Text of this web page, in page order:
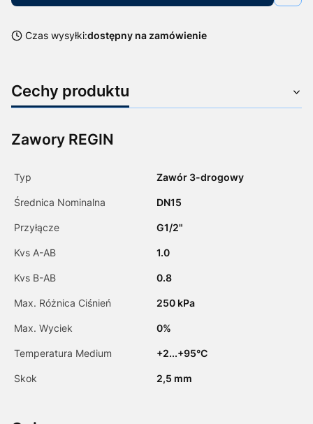
Czas wysyłki:dostępny na zamówienie
Cechy produktu
Zawory REGIN
Typ Zawór 3-drogowy
Średnica Nominalna DN15
Przyłącze G1/2"
Kvs A-AB 1.0
Kvs B-AB 0.8
Max. Różnica Ciśnień 250 kPa
Max. Wyciek 0%
Temperatura Medium +2...+95°C
Skok 2,5 mm